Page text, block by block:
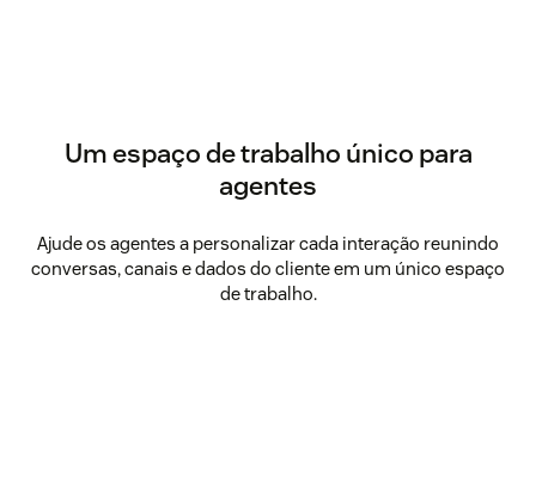
Um espaço de trabalho único para
agentes
Ajude os agentes a personalizar cada interação reunindo
conversas, canais e dados do cliente em um único espaço
de trabalho.